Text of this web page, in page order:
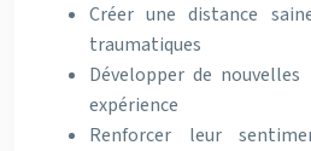
Créer une distance
traumatiques
Développer de
expérience
Renforcer leur